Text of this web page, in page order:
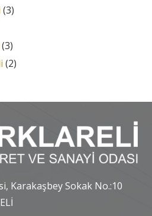
(3)
(3)
(2)
Karakaşbey Sokak No.:10